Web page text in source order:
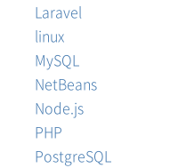
Laravel
linux
MySQL
NetBeans
Node.js
PHP
PostgreSQL